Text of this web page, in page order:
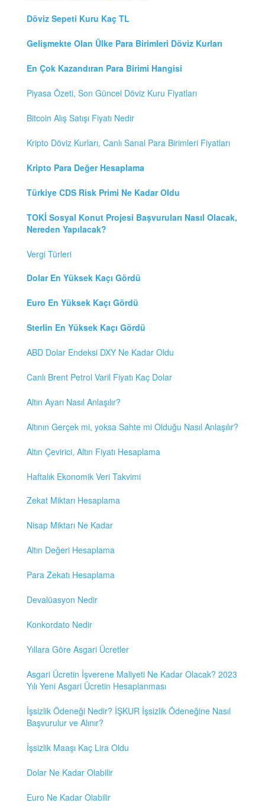
Döviz Sepeti Kuru Kaç TL
Gelişmekte Olan Ülke Para Birimleri Döviz Kurları
En Çok Kazandıran Para Birimi Hangisi
Piyasa Özeti, Son Güncel Döviz Kuru Fiyatları
Bitcoin Alış Satışı Fiyatı Nedir
Kripto Döviz Kurları, Canlı Sanal Para Birimleri Fiyatları
Kripto Para Değer Hesaplama
Türkiye CDS Risk Primi Ne Kadar Oldu
TOKİ Sosyal Konut Projesi Başvuruları Nasıl Olacak,
Nereden Yapılacak?
Vergi Türleri
Dolar En Yüksek Kaçı Gördü
Euro En Yüksek Kaçı Gördü
Sterlin En Yüksek Kaçı Gördü
ABD Dolar Endeksi DXY Ne Kadar Oldu
Canlı Brent Petrol Varil Fiyatı Kaç Dolar
Altın Ayarı Nasıl Anlaşılır?
Altının Gerçek mi, yoksa Sahte mi Olduğu Nasıl Anlaşılır?
Altın Çevirici, Altın Fiyatı Hesaplama
Haftalık Ekonomik Veri Takvimi
Zekat Miktarı Hesaplama
Nisap Miktarı Ne Kadar
Altın Değeri Hesaplama
Para Zekatı Hesaplama
Devalüasyon Nedir
Konkordato Nedir
Yıllara Göre Asgari Ücretler
Asgari Ücretin İşverene Maliyeti Ne Kadar Olacak? 2023
Yılı Yeni Asgari Ücretin Hesaplanması
İşsizlik Ödeneği Nedir? İŞKUR İşsizlik Ödeneğine Nasıl
Başvurulur ve Alınır?
İşsizlik Maaşı Kaç Lira Oldu
Dolar Ne Kadar Olabilir
Euro Ne Kadar Olabilir